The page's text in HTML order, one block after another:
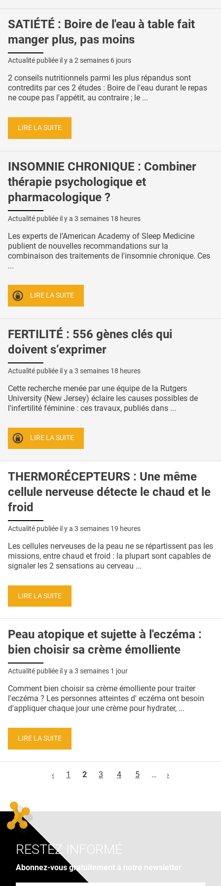
SATIÉTÉ : Boire de l'eau à table fait
manger plus, pas moins
Actualité publiée il y a 2 semaines 6 jours
2 conseils nutritionnels parmi les plus répandus sont
contredits par ces 2 études : Boire de l'eau durant le repas
ne coupe pas l'appétit, au contraire ; le ...
LIRE LA SUITE
INSOMNIE CHRONIQUE : Combiner
thérapie psychologique et
pharmacologique ?
Actualité publiée il y a 3 semaines 18 heures
Les experts de l’American Academy of Sleep Medicine
publient de nouvelles recommandations sur la
combinaison des traitements de l'insomnie chronique. Ces
...
LIRE LA SUITE
FERTILITÉ : 556 gènes clés qui
doivent s’exprimer
Actualité publiée il y a 3 semaines 18 heures
Cette recherche menée par une équipe de la Rutgers
University (New Jersey) éclaire les causes possibles de
l'infertilité féminine : ces travaux, publiés dans ...
LIRE LA SUITE
THERMORÉCEPTEURS : Une même
cellule nerveuse détecte le chaud et le
froid
Actualité publiée il y a 3 semaines 19 heures
Les cellules nerveuses de la peau ne se répartissent pas les
missions, entre chaud et froid : la plupart sont capables de
signaler les 2 sensations au cerveau ...
LIRE LA SUITE
Peau atopique et sujette à l'eczéma :
bien choisir sa crème émolliente
Actualité publiée il y a 3 semaines 1 jour
Comment bien choisir sa crème émolliente pour traiter
l'eczéma ? Les personnes atteintes d' eczéma ont besoin
d'appliquer chaque jour une crème pour hydrater, ...
LIRE LA SUITE
‹
1 2 3 4 5 … ›
RESTEZ INFORMÉ
Abonnez-vous gratuitement à notre newsletter